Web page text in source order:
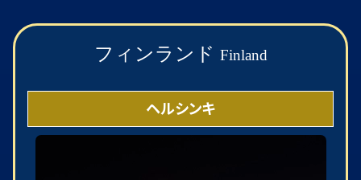
フィンランド Finland
ヘルシンキ